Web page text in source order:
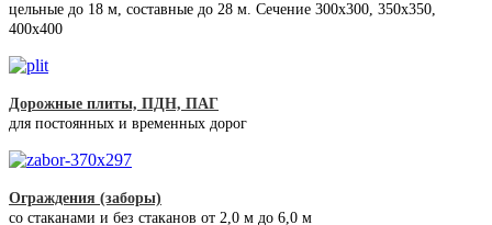
цельные до 18 м, составные до 28 м. Сечение 300x300, 350x350,
400х400
Дорожные плиты, ПДН, ПАГ
для постоянных и временных дорог
Ограждения (заборы)
со стаканами и без стаканов от 2,0 м до 6,0 м